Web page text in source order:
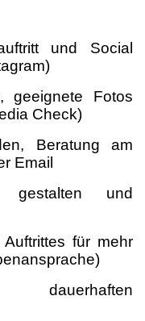
und Social
geeignete Fotos
Check)
Beratung am
Email
gestalten und
für mehr
dauerhaften